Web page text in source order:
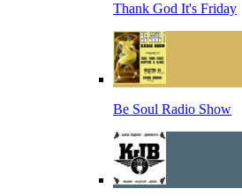
Thank God It's Friday
Be Soul Radio Show